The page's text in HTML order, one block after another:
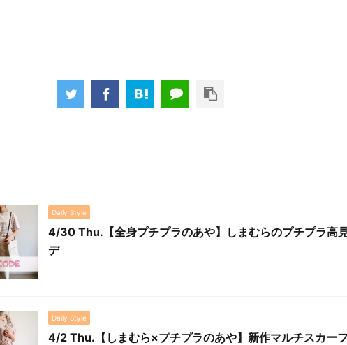
Daily Style
4/30 Thu.【全身プチプラのあや】しまむらのプチプラ高
デ
Daily Style
4/2 Thu.【しまむら×プチプラのあや】新作マルチスカー